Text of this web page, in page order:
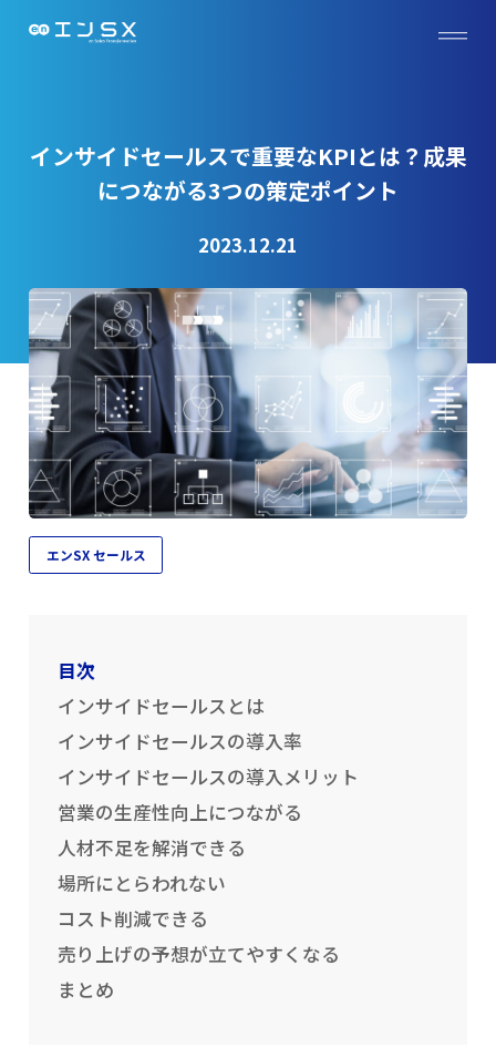
インサイドセールスで重要なKPIとは？成果
につながる3つの策定ポイント
2023.12.21
エンSX セールス
目次
インサイドセールスとは
インサイドセールスの導入率
インサイドセールスの導入メリット
営業の生産性向上につながる
人材不足を解消できる
場所にとらわれない
コスト削減できる
売り上げの予想が立てやすくなる
まとめ